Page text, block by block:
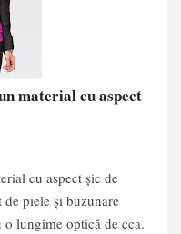
material cu aspect
cu aspect şic de
de piele şi buzunare
lungime optică de cca.